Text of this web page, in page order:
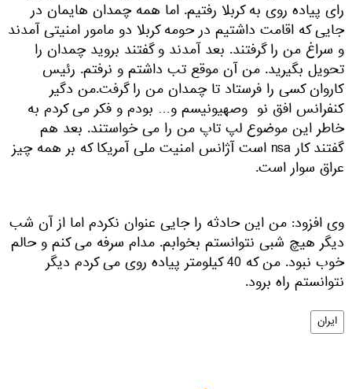
رای پیاده روی به کربلا رفتیم. اما همه چمدان هایمان در
جایی که اقامت داشتیم در حومه کربلا دو مامور امنیتی آمدند
و سراغ من را گرفتند. بعد آمدند و گفتند بروید چمدان را
تحویل بگیرید. من آن موقع تب داشتم و نرفتم. رئیس
کاروان کسی را فرستاد تا چمدان من را گرفت.من دگیر
کنفرانس افق نو وصهیونیسم و… بودم و فکر می کردم به
خاطر این موضوع لپ تاپ من را می خواستند. بعد هم
گفتند کار nsa است آژانس امنیت ملی آمریکا که بر همه چیز
عراق سوار است.
وی افزود: من این حادثه را جایی عنوان نکردم اما از آن شب
دیگر هیچ شبی نتوانستم بخوابم. مدام سرفه می کنم و حالم
خوب نبود. من که 40 کیلومتر پیاده روی می کردم دیگر
نتوانستم راه برود.
ایران